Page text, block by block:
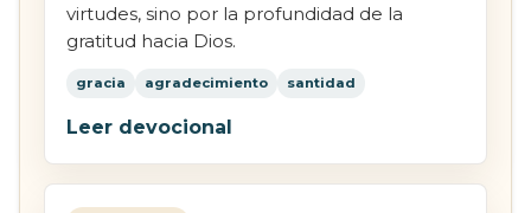
virtudes, sino por la profundidad de la
gratitud hacia Dios.
gracia agradecimiento santidad
Leer devocional